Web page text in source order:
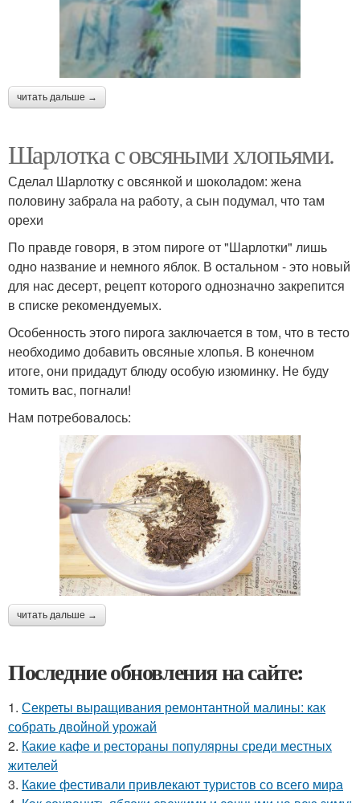
читать дальше →
Шарлотка с овсяными хлопьями.
Сделал Шарлотку с овсянкой и шоколадом: жена
половину забрала на работу, а сын подумал, что там
орехи
По правде говоря, в этом пироге от "Шарлотки" лишь
одно название и немного яблок. В остальном - это новый
для нас десерт, рецепт которого однозначно закрепится
в списке рекомендуемых.
Особенность этого пирога заключается в том, что в тесто
необходимо добавить овсяные хлопья. В конечном
итоге, они придадут блюду особую изюминку. Не буду
томить вас, погнали!
Нам потребовалось:
читать дальше →
Последние обновления на сайте:
1. Секреты выращивания ремонтантной малины: как
собрать двойной урожай
2. Какие кафе и рестораны популярны среди местных
жителей
3. Какие фестивали привлекают туристов со всего мира